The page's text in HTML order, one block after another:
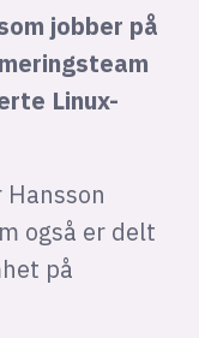
jobber på
Linux-
også er delt
på